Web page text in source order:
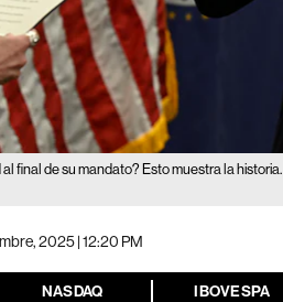
final de su mandato? Esto muestra la historia.
2025 | 12:20 PM
NASDAQ IBOVESPA